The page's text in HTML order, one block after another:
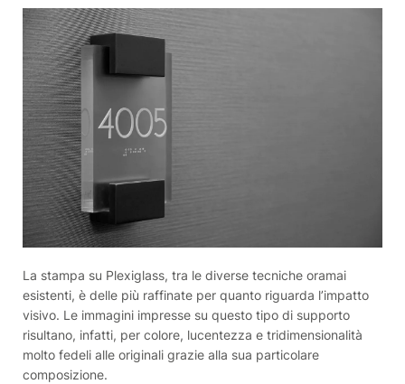
La stampa su Plexiglass, tra le diverse tecniche oramai
esistenti, è delle più raffinate per quanto riguarda l’impatto
visivo. Le immagini impresse su questo tipo di supporto
risultano, infatti, per colore, lucentezza e tridimensionalità
molto fedeli alle originali grazie alla sua particolare
composizione.